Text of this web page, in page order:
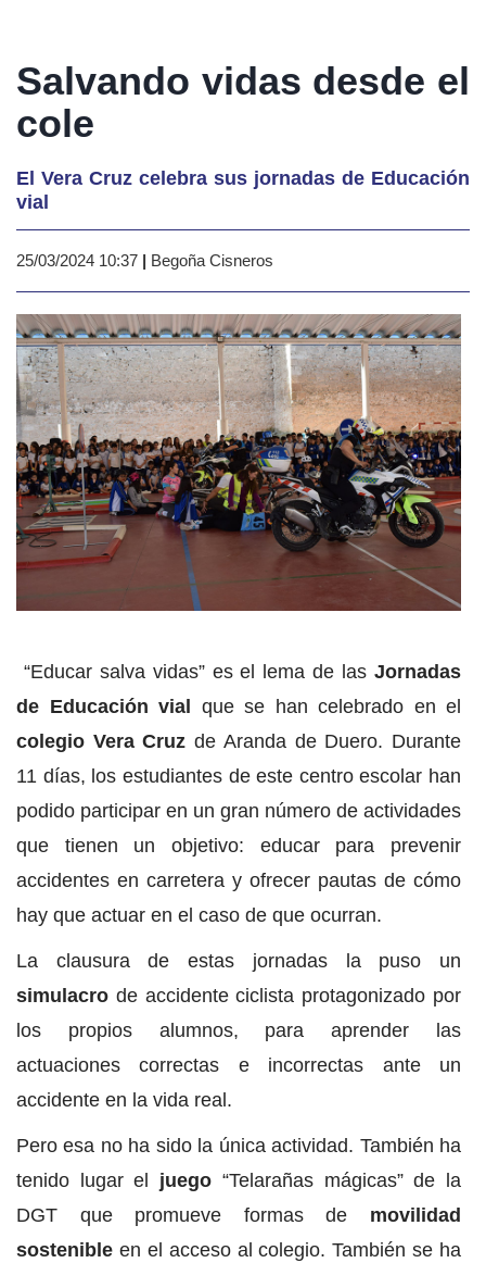
Salvando vidas desde el
cole
El Vera Cruz celebra sus jornadas de Educación
vial
25/03/2024 10:37 | Begoña Cisneros
“Educar salva vidas” es el lema de las Jornadas
de Educación vial
que se han celebrado en el
colegio Vera Cruz de Aranda de Duero. Durante
11 días, los estudiantes de este centro escolar han
podido participar en un gran número de actividades
que tienen un objetivo: educar para prevenir
accidentes en carretera y ofrecer pautas de cómo
hay que actuar en el caso de que ocurran.
La clausura de estas jornadas la puso un
simulacro de accidente ciclista protagonizado por
los propios alumnos, para aprender las
actuaciones correctas e incorrectas ante un
accidente en la vida real.
Pero esa no ha sido la única actividad. También ha
tenido lugar el
juego “Telarañas mágicas” de la
DGT que promueve formas de movilidad
sostenible en el acceso al colegio. También se ha